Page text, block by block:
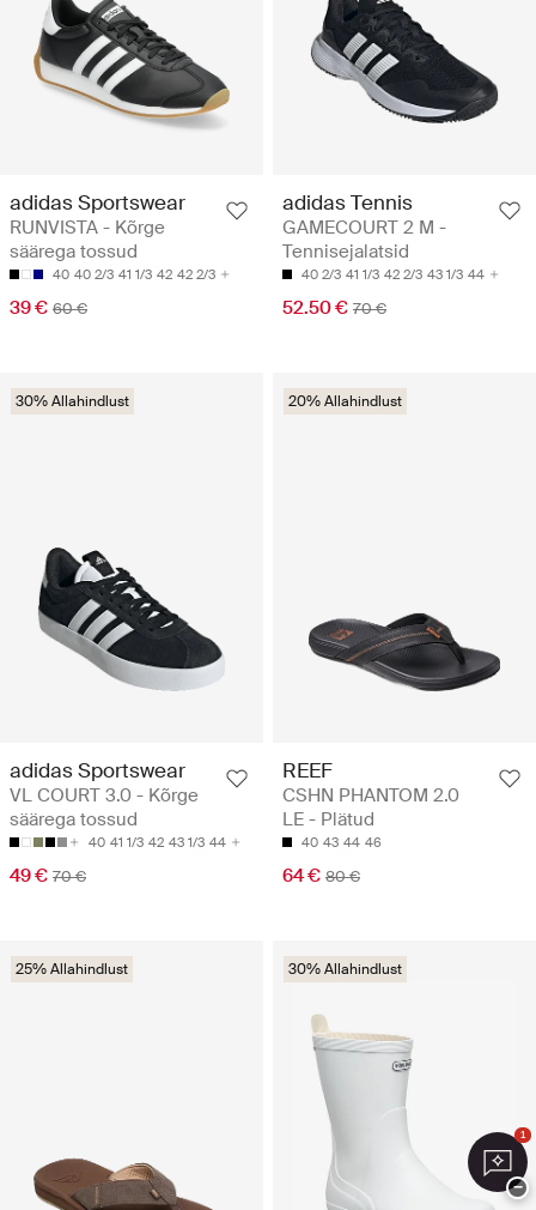
adidas Sportswear
RUNVISTA - Kõrge
säärega tossud
40 40 2/3 41 1/3 42 42 2/3
39 € 60 €
adidas Tennis
GAMECOURT 2 M -
Tennisejalatsid
40 2/3 41 1/3 42 2/3 43 1/3 44
52.50 € 70 €
30% Allahindlust
adidas Sportswear
VL COURT 3.0 - Kõrge
säärega tossud
40 41 1/3 42 43 1/3 44
49 € 70 €
20% Allahindlust
REEF
CSHN PHANTOM 2.0
LE - Plätud
40 43 44 46
64 € 80 €
25% Allahindlust 30% Allahindlust
1
−